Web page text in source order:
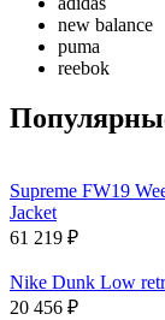
new balance
puma
reebok
Supreme FW19
Jacket
61 219 ₽
Nike Dunk Low
20 456 ₽